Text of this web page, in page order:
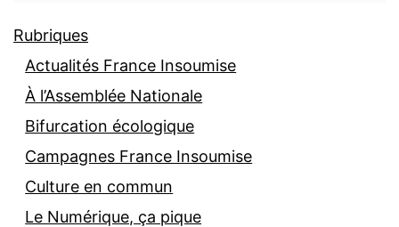
Rubriques
Actualités France Insoumise
À l’Assemblée Nationale
Bifurcation écologique
Campagnes France Insoumise
Culture en commun
Le Numérique, ça pique